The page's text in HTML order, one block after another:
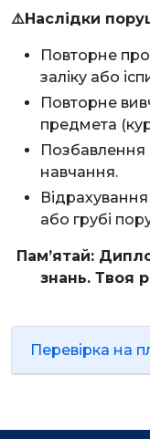
⚠️Наслідки
Повторне
заліку або
Повторне
предмета
Позбавлення
навчання.
або грубі
Пам’ятай:
знань. Твоя
Перевірка на